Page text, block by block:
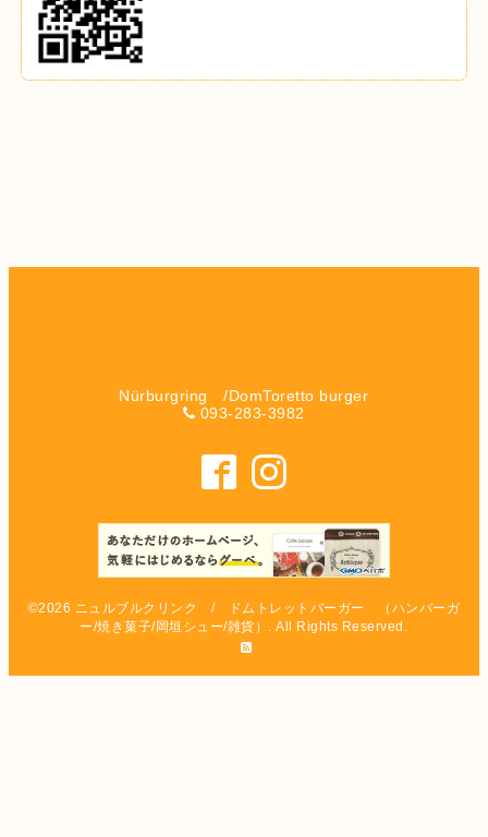
Nürburgring /DomToretto burger
093-283-3982
©2026 ニュルブルクリンク / ドムトレットバーガー （ハンバーガ
ー/焼き菓子/岡垣シュー/雑貨） . All Rights Reserved.